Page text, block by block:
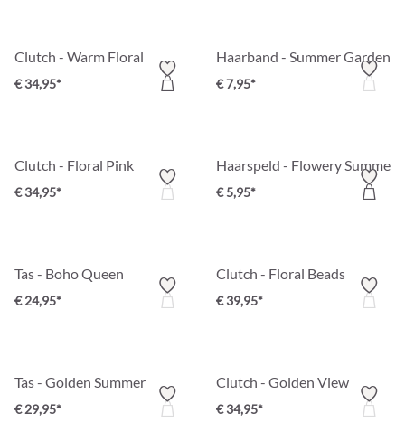
Clutch - Warm Floral
€ 34,95*
Haarband - Summer Garden
€ 7,95*
Clutch - Floral Pink
€ 34,95*
Haarspeld - Flowery Summer
€ 5,95*
Tas - Boho Queen
€ 24,95*
Clutch - Floral Beads
€ 39,95*
Tas - Golden Summer
€ 29,95*
Clutch - Golden View
€ 34,95*